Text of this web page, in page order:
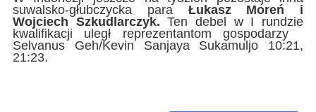
suwalsko-głubczycka para Łukasz Moreń i
Wojciech Szkudlarczyk. Ten debel w I rundzie
kwalifikacji uległ reprezentantom gospodarzy
Selvanus Geh/Kevin Sanjaya Sukamuljo 10:21,
21:23.